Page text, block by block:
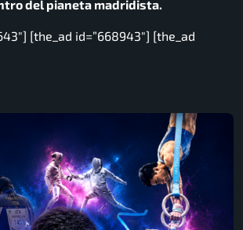
del pianeta madridista.
[the_ad id=”668943″] [the_ad